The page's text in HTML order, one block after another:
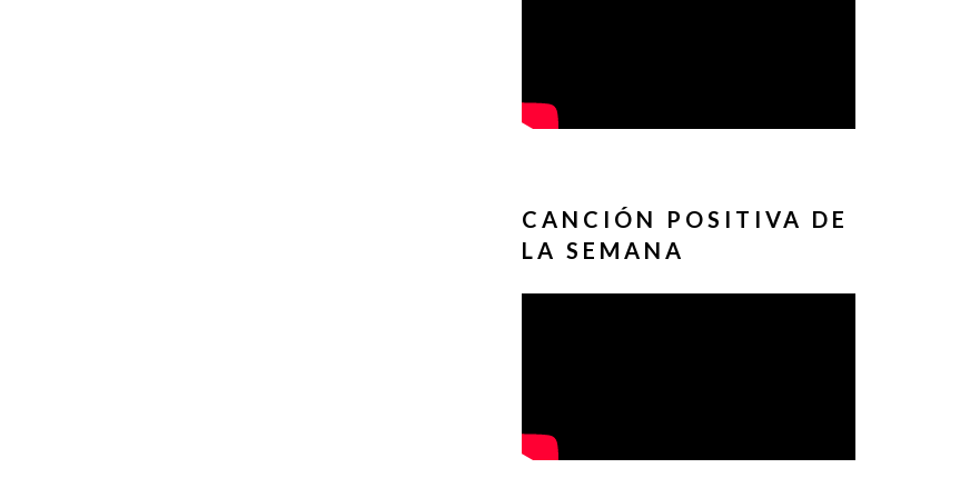
CANCIÓN POSITIVA DE
LA SEMANA